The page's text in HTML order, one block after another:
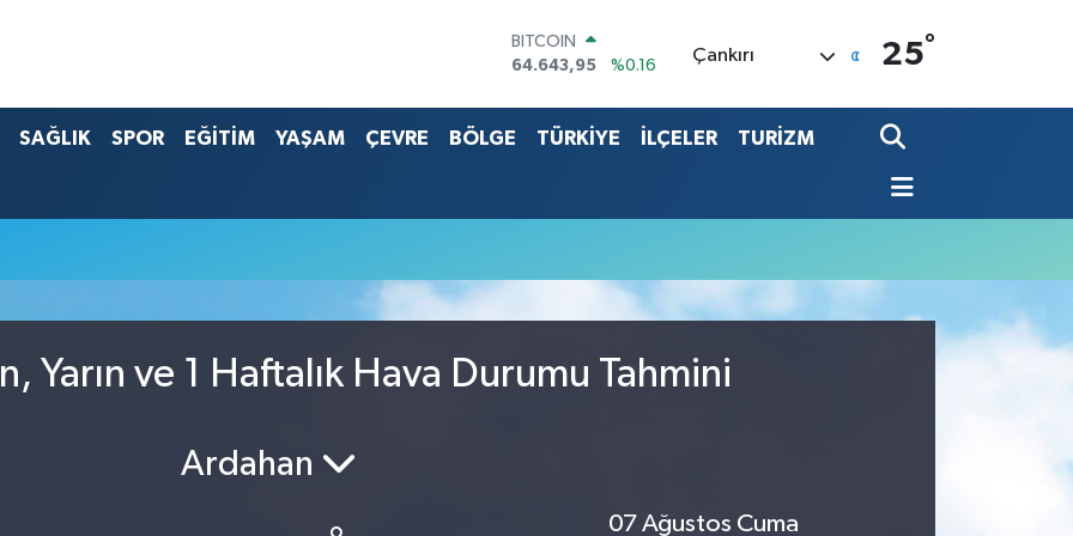
BITCOIN
64.643,95
%0.16
EURO
BİST100
Çankırı 25°
SAĞLIK SPOR EĞİTİM YAŞAM ÇEVRE BÖLGE TÜRKİYE İLÇELER TURİZM
Yarın ve 1 Haftalık Hava Durumu Tahmini
Ardahan
07 Ağustos Cuma